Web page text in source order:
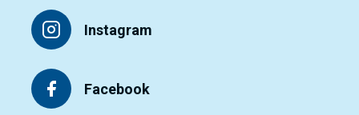
Instagram
Facebook